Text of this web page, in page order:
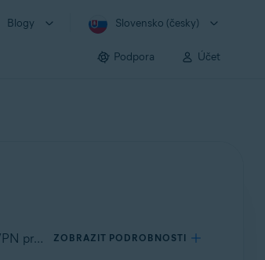
Blogy Slovensko (česky)
Podpora Účet
Platí pro Avast SecureLine VPN pro Windows, Avast SecureLine VPN pro Mac, Avast SecureLine VPN pro Android, Avast SecureLine VPN pro iOS ZOBRAZIT PODROBNOSTI